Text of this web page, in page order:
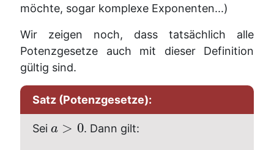
möchte, sogar komplexe Exponenten...)
Wir zeigen noch, dass tatsächlich alle
Potenzgesetze auch mit dieser Definition
gültig sind.
Satz (Potenzgesetze):
Sei a > 0. Dann gilt: